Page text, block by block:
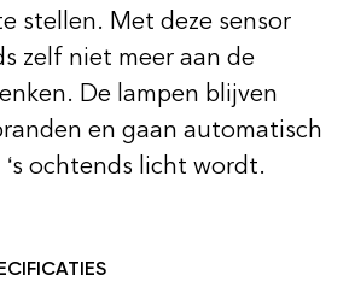
stellen. Met deze sensor
zelf niet meer aan de
De lampen blijven
en gaan automatisch
ochtends licht wordt.